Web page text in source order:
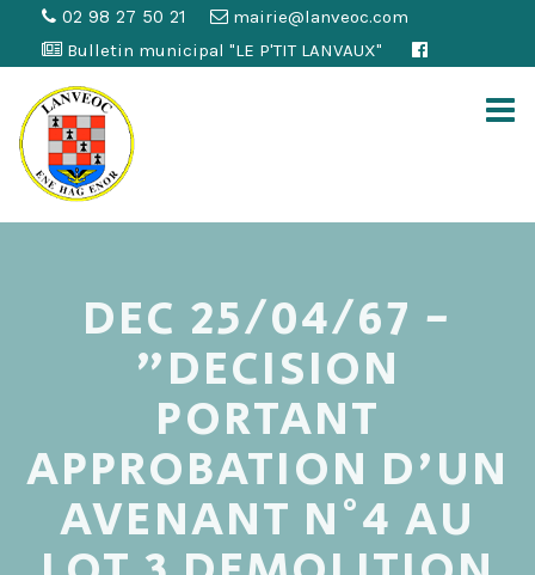
02 98 27 50 21
mairie@lanveoc.com
Bulletin municipal "LE P'TIT LANVAUX"
DEC 25/04/67 -
"DECISION
PORTANT
APPROBATION D'UN
AVENANT N°4 AU